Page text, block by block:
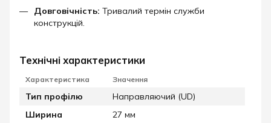
Довговічність: Тривалий термін служби
конструкцій.
Технічні характеристики
Характеристика Значення
Тип профілю
Направляючий (UD)
Ширина
27 мм